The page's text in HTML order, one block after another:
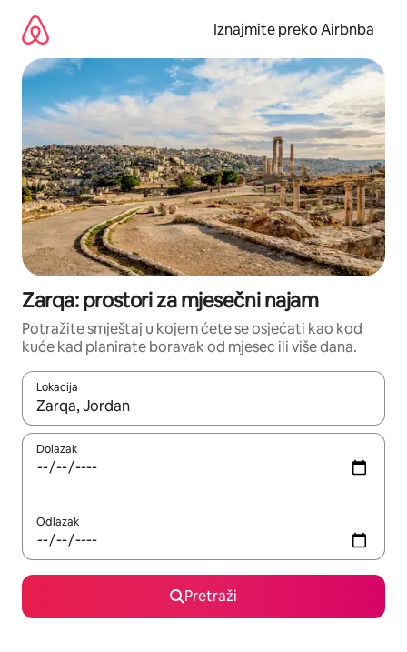
sadržaj
Iznajmite preko Airbnba
Zarqa: prostori za mjesečni najam
Potražite smještaj u kojem ćete se osjećati kao kod
kuće kad planirate boravak od mjesec ili više dana.
Lokacija
Kada budu dostupni rezultati, moći ćete ih pregledati
Dolazak
Odlazak
Pretraži